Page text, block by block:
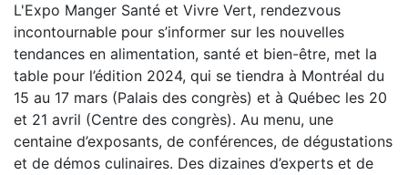
L'Expo Manger Santé et Vivre Vert, rendezvous
incontournable pour s’informer sur les nouvelles
tendances en alimentation, santé et bien-être, met la
table pour l’édition 2024, qui se tiendra à Montréal du
15 au 17 mars (Palais des congrès) et à Québec les 20
et 21 avril (Centre des congrès). Au menu, une
centaine d’exposants, de conférences, de dégustations
et de démos culinaires. Des dizaines d’experts et de